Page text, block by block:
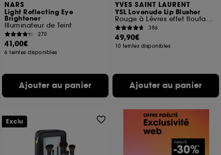
NARS
Light Reflecting Eye
Brightener
Illuminateur de Teint
270
41,00€
6 teintes disponibles
Ajouter au panier
YVES SAINT LAURENT
YSL Lovenude Lip Blusher
Rouge à Lèvres effet floutant longue durée
386
49,90€
10 teintes disponibles
Ajouter au panier
Exclu